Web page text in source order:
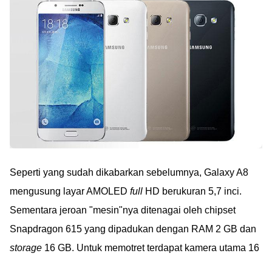
Seperti yang sudah dikabarkan sebelumnya, Galaxy A8
mengusung layar AMOLED full HD berukuran 5,7 inci.
Sementara jeroan "mesin"nya ditenagai oleh chipset
Snapdragon 615 yang dipadukan dengan RAM 2 GB dan
storage 16 GB. Untuk memotret terdapat kamera utama 16